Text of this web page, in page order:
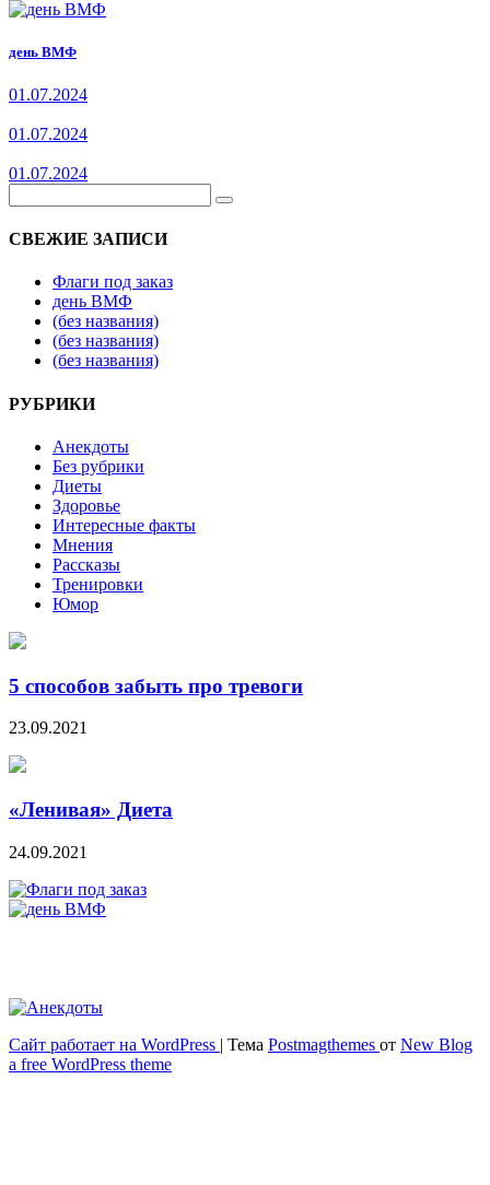
день ВМФ
01.07.2024
01.07.2024
01.07.2024
СВЕЖИЕ ЗАПИСИ
Флаги под заказ
день ВМФ
(без названия)
(без названия)
(без названия)
РУБРИКИ
Анекдоты
Без рубрики
Диеты
Здоровье
Интересные факты
Мнения
Рассказы
Тренировки
Юмор
5 способов забыть про тревоги
23.09.2021
«Ленивая» Диета
24.09.2021
Весёлый и здоровый образ жизни
Сайт работает на WordPress | Тема Postmagthemes от New Blog
a free WordPress theme